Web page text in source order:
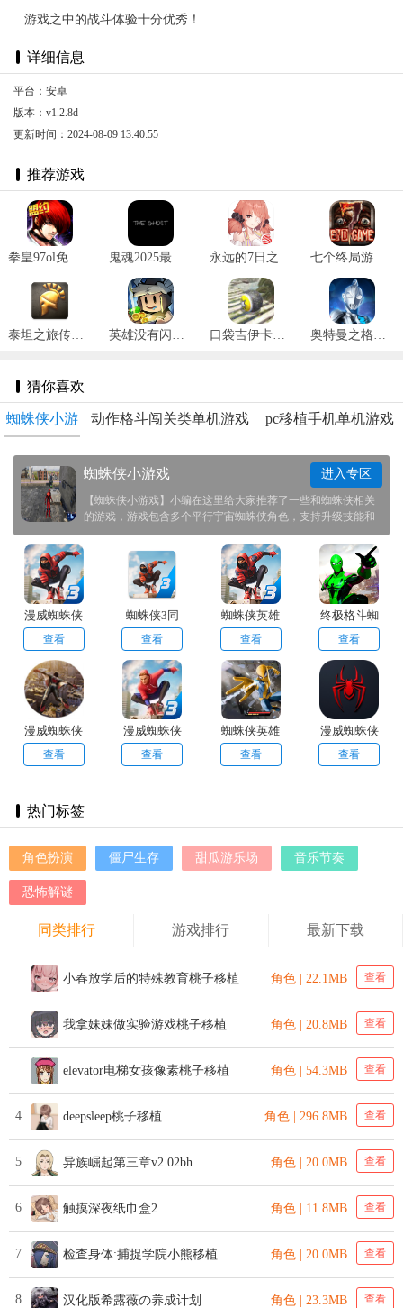
游戏之中的战斗体验十分优秀！
详细信息
平台：安卓
版本：v1.2.8d
更新时间：2024-08-09 13:40:55
推荐游戏
拳皇97ol免费版 v3.3.5 鬼魂2025最新版 v1.32.5 永远的7日之都官网版 v1.96.455 七个终局游戏 v1.2.8
泰坦之旅传奇版完整版纯净版 v3.0.5141 英雄没有闪官网版 v1.4.0.0 口袋吉伊卡哇内置mod菜单版 v1.1.3 奥特曼之格斗超人内购版 v10.0.0
猜你喜欢
蜘蛛侠小游 动作格斗闯关类单机游戏 pc移植手机单机游戏
蜘蛛侠小游戏
【蜘蛛侠小游戏】小编在这里给大家推荐了一些和蜘蛛侠相关
的游戏，游戏包含多个平行宇宙蜘蛛侠角色，支持升级技能和
自定义战衣。快节奏玩法搭配电影级画面，完美还原摆荡快
进入专区
漫威蜘蛛侠
迈尔斯3手
游免费版
查看
蜘蛛侠3同
人版
查看
蜘蛛侠英雄
3安卓免费
版
查看
终极格斗蜘
蛛侠安卓版
查看
漫威蜘蛛侠
2通用版
查看
漫威蜘蛛侠
迈尔斯3
查看
蜘蛛侠英雄
归来游戏官
查看
漫威蜘蛛侠
迈尔斯莫拉
查看
热门标签
角色扮演 僵尸生存 甜瓜游乐场 音乐节奏
恐怖解谜
同类排行 游戏排行 最新下载
小春放学后的特殊教育桃子移植 角色 | 22.1MB 查看
我拿妹妹做实验游戏桃子移植 角色 | 20.8MB 查看
elevator电梯女孩像素桃子移植 角色 | 54.3MB 查看
4 deepsleep桃子移植 角色 | 296.8MB 查看
5 异族崛起第三章v2.02bh 角色 | 20.0MB 查看
6 触摸深夜纸巾盒2 角色 | 11.8MB 查看
7 检查身体:捕捉学院小熊移植 角色 | 20.0MB 查看
8 汉化版希露薇の养成计划 角色 | 23.3MB 查看